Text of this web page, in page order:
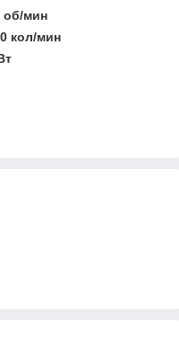
об/мин
кол/мин